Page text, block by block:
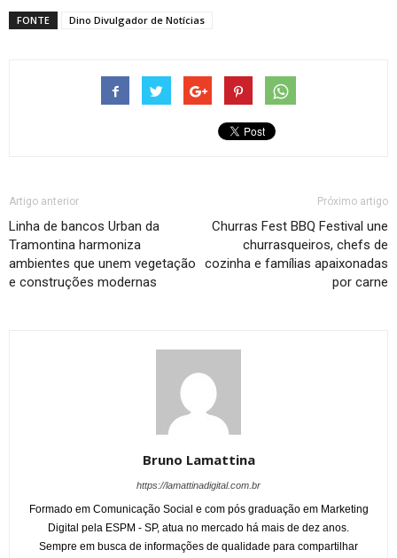
FONTE Dino Divulgador de Notícias
Artigo anterior
Linha de bancos Urban da
Tramontina harmoniza
ambientes que unem vegetação
e construções modernas
Próximo artigo
Churras Fest BBQ Festival une
churrasqueiros, chefs de
cozinha e famílias apaixonadas
por carne
Bruno Lamattina
https://lamattinadigital.com.br
Formado em Comunicação Social e com pós graduação em Marketing
Digital pela ESPM - SP, atua no mercado há mais de dez anos.
Sempre em busca de informações de qualidade para compartilhar